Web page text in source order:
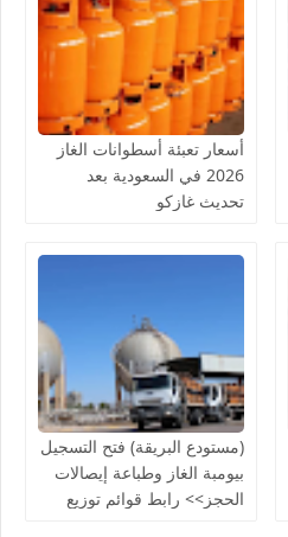
أسعار تعبئة أسطوانات الغاز
2026 في السعودية بعد
تحديث غازكو
(مستودع البريقة) فتح التسجيل
بيومبة الغاز وطباعة إيصالات
الحجز>> رابط قوائم توزيع